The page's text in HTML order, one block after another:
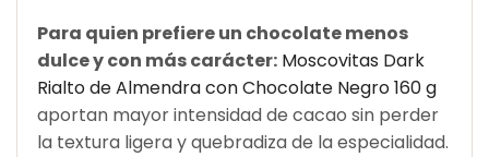
Para quien prefiere un chocolate menos
dulce y con más carácter: Moscovitas Dark
Rialto de Almendra con Chocolate Negro 160 g
aportan mayor intensidad de cacao sin perder
la textura ligera y quebradiza de la especialidad.